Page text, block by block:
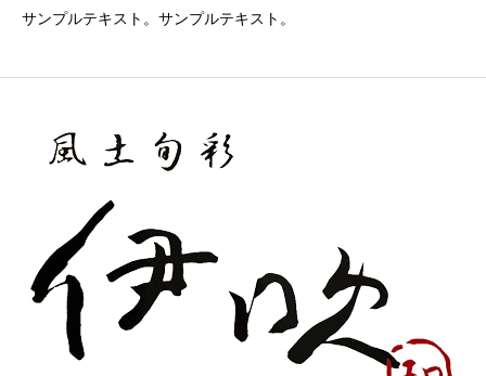
サンプルテキスト。サンプルテキスト。